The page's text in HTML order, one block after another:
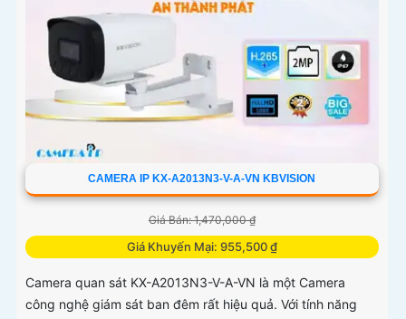
CAMERA IP KX-A2013N3-V-A-VN KBVISION
Giá Bán: 1,470,000 ₫
Giá Khuyến Mại: 955,500 ₫
Camera quan sát KX-A2013N3-V-A-VN là một Camera
công nghệ giám sát ban đêm rất hiệu quả. Với tính năng